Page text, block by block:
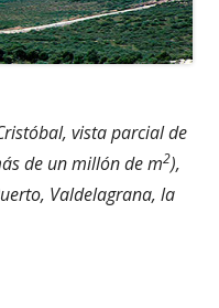
vista parcial de
de un millón de m2),
Valdelagrana, la